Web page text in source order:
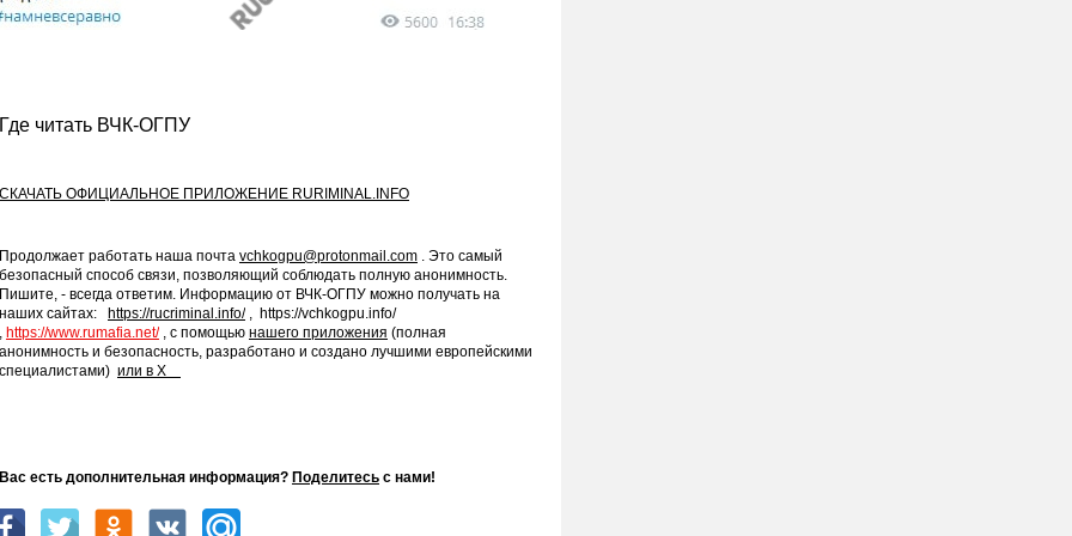
Где читать ВЧК-ОГПУ
СКАЧАТЬ ОФИЦИАЛЬНОЕ ПРИЛОЖЕНИЕ RURIMINAL.INFO
Продолжает работать наша почта vchkogpu@protonmail.com . Это самый
безопасный способ связи, позволяющий соблюдать полную анонимность.
Пишите, - всегда ответим. Информацию от ВЧК-ОГПУ можно получать на
наших сайтах: https://rucriminal.info/ , https://vchkogpu.info/
, https://www.rumafia.net/ , с помощью нашего приложения (полная
анонимность и безопасность, разработано и создано лучшими европейскими
специалистами) или в X
есть дополнительная информация? Поделитесь с нами!